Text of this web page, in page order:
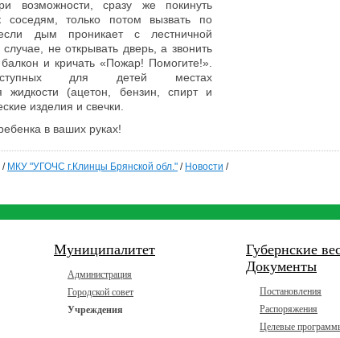
возможности, сразу же покинуть
соседям, только потом вызвать по
дым проникает с лестничной
не открывать дверь, а звонить
и кричать «Пожар! Помогите!».
для детей местах
жидкости (ацетон, бензин, спирт и
изделия и свечки.
в ваших руках!
/ МКУ "УГОЧС г.Клинцы Брянской обл." / Новости /
Муниципалитет
Администрация
Городской совет
Учреждения
Губернские
Документы
Постановления
Распоряжения
Целевые